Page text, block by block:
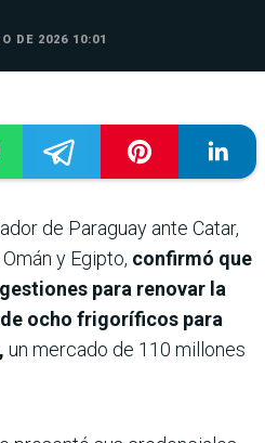
DE 2026 10:01
de Paraguay ante Catar,
y Egipto, confirmó que
para renovar la
ocho frigoríficos para
un mercado de 110 millones